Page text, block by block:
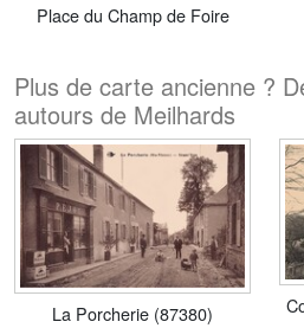
Place du Champ de Foire
Plus de carte ancienne ?
autours de Meilhards
La Porcherie (87380)